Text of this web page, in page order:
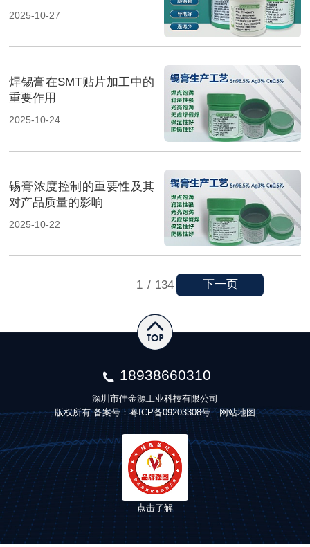
2025-10-27
焊锡膏在SMT贴片加工中的
重要作用
2025-10-24
锡膏浓度控制的重要性及其
对产品质量的影响
2025-10-22
1 / 134 下一页
18938660310
深圳市佳金源工业科技有限公司
版权所有 备案号：粤ICP备09203308号 网站地图
点击了解